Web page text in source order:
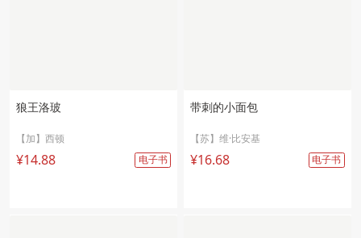
狼王洛玻
【加】西顿
¥14.88 电子书
带刺的小面包
【苏】维·比安基
¥16.68 电子书